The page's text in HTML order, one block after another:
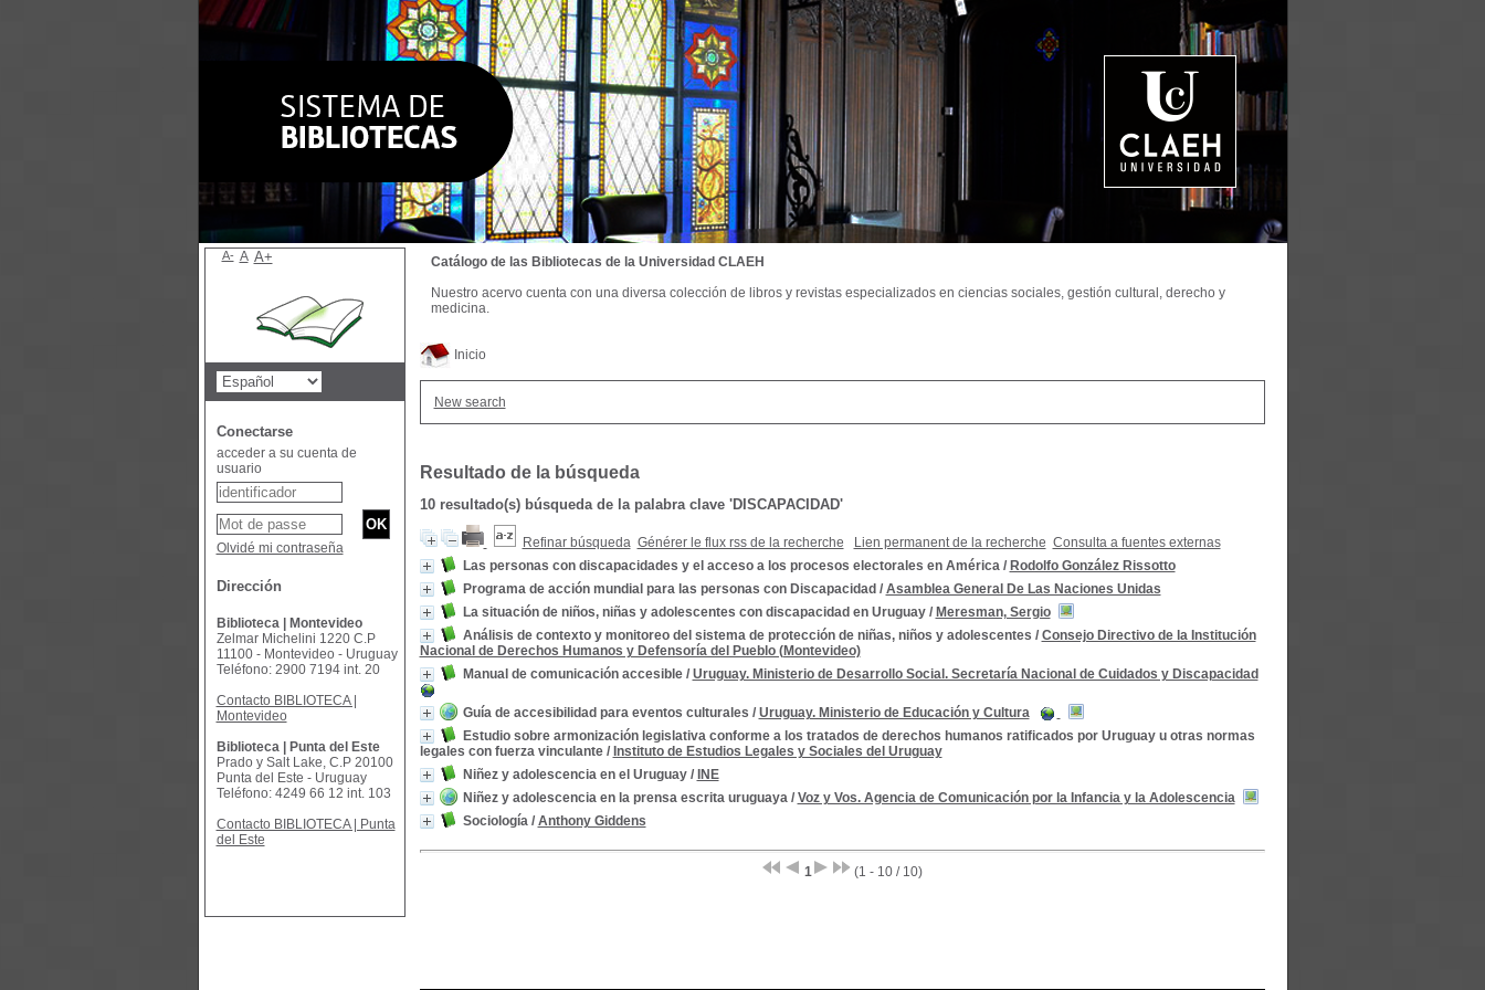
Inicio
New search
Resultado de la búsqueda
10 resultado(s) búsqueda de la palabra clave 'DISCAPACIDAD'
Refinar búsqueda Générer le flux rss de la recherche Lien permanent de la recherche Consulta a fuentes externas
Las personas con discapacidades y el acceso a los procesos electorales en América/ Rodolfo González Rissotto
Programa de acción mundial para las personas con Discapacidad / Asamblea General De Las Naciones Unidas
La situación de niños, niñas y adolescentes con discapacidad en Uruguay/ Meresman, Sergio
Análisis de contexto y monitoreo del sistema de protección de niñas, niños y adolescentes / Consejo Directivo de la Institución
Nacional de Derechos Humanos y Defensoría del Pueblo (Montevideo)
Manual de comunicación accesible/ Uruguay. Ministerio de Desarrollo Social. Secretaría Nacional de Cuidados y Discapacidad
Guía de accesibilidad para eventos culturales / Uruguay. Ministerio de Educación y Cultura
Estudio sobre armonización legislativa conforme a los tratados de derechos humanos ratificados por Uruguay u otras normas
legales con fuerza vinculante/ Instituto de Estudios Legales y Sociales del Uruguay
Niñez y adolescencia en el Uruguay/ INE
Niñez y adolescencia en la prensa escrita uruguaya/ Voz y Vos. Agencia de Comunicación por la Infancia y la Adolescencia
Sociología/ Anthony Giddens
1 (1 - 10 / 10)
Catálogo de las Bibliotecas de la Universidad CLAEH
Nuestro acervo cuenta con una diversa colección de libros y revistas especializados en ciencias sociales, gestión cultural, derecho y
medicina.
A- A A+
Conectarse
acceder a su cuenta de
usuario
Olvidé mi contraseña
Dirección
Biblioteca | Montevideo
Zelmar Michelini 1220 C.P
11100 - Montevideo - Uruguay
Teléfono: 2900 7194 int. 20
Contacto BIBLIOTECA |
Montevideo
Biblioteca | Punta del Este
Prado y Salt Lake, C.P 20100
Punta del Este - Uruguay
Teléfono: 4249 66 12 int. 103
Contacto BIBLIOTECA | Punta
del Este